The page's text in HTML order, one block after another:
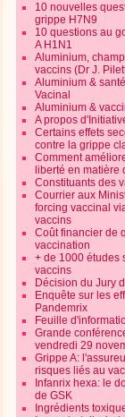
10 nouvelles
grippe H7N9
10 questions au
A H1N1
Aluminium,
vaccins (Dr J.
Aluminium &
Vacinal
Aluminium &
A propos
Certains effets
contre la grippe
Comment
liberté en matière
Constituants des
Courrier aux
forcing vaccinal
vaccins
Coût financier de
vaccination
+ de 1000 études
vaccins
Décision du Jury
Enquête sur les
Pandemrix
Feuille
Grande
vendredi 29
Grippe A:
risques liés au
Infanrix hexa: le
de GSK
Ingrédients